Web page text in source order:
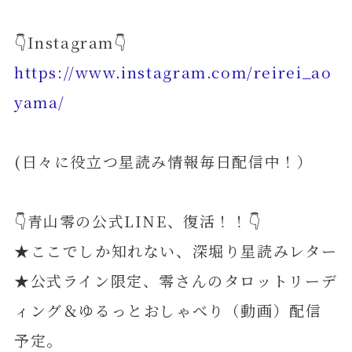
👇Instagram👇
https://www.instagram.com/reirei_ao
yama/
(日々に役立つ星読み情報毎日配信中！）
👇青山零の公式LINE、復活！！👇
★ここでしか知れない、深堀り星読みレター
★公式ライン限定、零さんのタロットリーデ
ィング＆ゆるっとおしゃべり（動画）配信
予定。